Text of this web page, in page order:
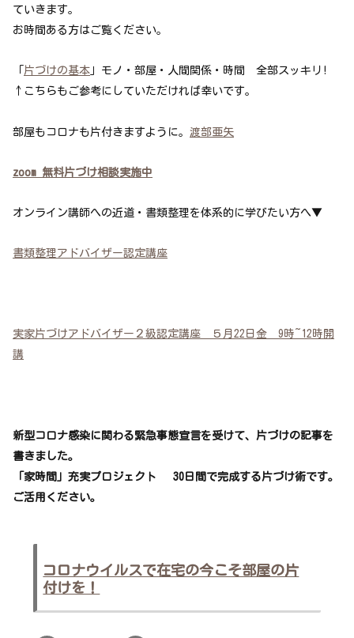
ていきます。
お時間ある方はご覧ください。
片づけの基本 」モノ・部屋・人間関係・時間 全部スッキリ!
↑こちらもご参考にしていただければ幸いです。
部屋もコロナも片付きますように。 渡部亜矢
zoom 無料片づけ相談実施中
オンライン講師への近道・書類整理を体系的に学びたい方へ▼
書類整理アドバイザー認定講座
実家片づけアドバイザー２級認定講座 ５月22日金 9時~12時開
講
新型コロナ感染に関わる緊急事態宣言を受けて、片づけの記事を
書きました。
「家時間」充実プロジェクト 30日間で完成する片づけ術です。
ご活用ください。
コロナウイルスで在宅の今こそ部屋の片
付けを！